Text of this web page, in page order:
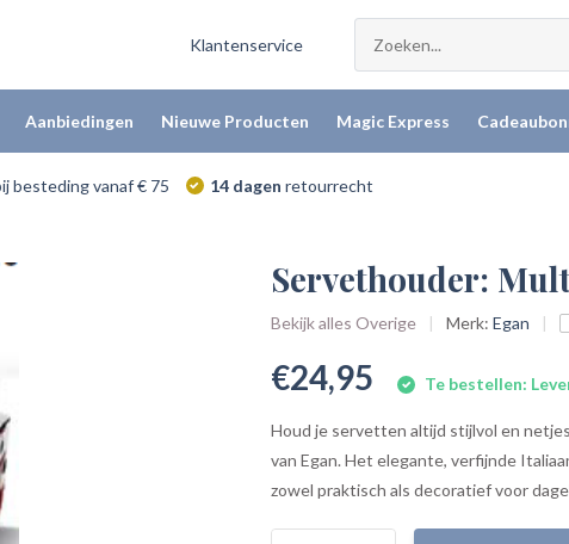
Klantenservice
Aanbiedingen Nieuwe Producten Magic Express
besteding vanaf € 75 14 dagen retourrecht
Servethouder:
Bekijk alles Overige Merk:Egan
€24,95 Te bestellen:
Houd je servetten altijd stijlvol en
van Egan. Het elegante, verfijnde
zowel praktisch als decoratief voor